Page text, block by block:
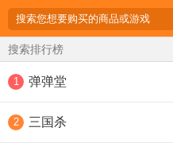
搜索排行榜
1 弹弹堂
2 三国杀